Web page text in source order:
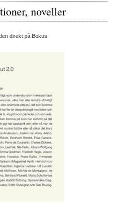
noveller
direkt på Bokus